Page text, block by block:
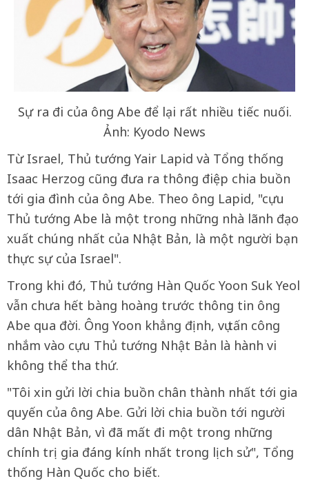
Sự ra đi của ông Abe để lại rất nhiều tiếc nuối.
Ảnh: Kyodo News
Từ Israel, Thủ tướng Yair Lapid và Tổng thống
Isaac Herzog cũng đưa ra thông điệp chia buồn
tới gia đình của ông Abe. Theo ông Lapid, "cựu
Thủ tướng Abe là một trong những nhà lãnh đạo
xuất chúng nhất của Nhật Bản, là một người bạn
thực sự của Israel".
Trong khi đó, Thủ tướng Hàn Quốc Yoon Suk Yeol
vẫn chưa hết bàng hoàng trước thông tin ông
Abe qua đời. Ông Yoon khẳng định, vụ tấn công
nhắm vào cựu Thủ tướng Nhật Bản là hành vi
không thể tha thứ.
"Tôi xin gửi lời chia buồn chân thành nhất tới gia
quyến của ông Abe. Gửi lời chia buồn tới người
dân Nhật Bản, vì đã mất đi một trong những
chính trị gia đáng kính nhất trong lịch sử", Tổng
thống Hàn Quốc cho biết.